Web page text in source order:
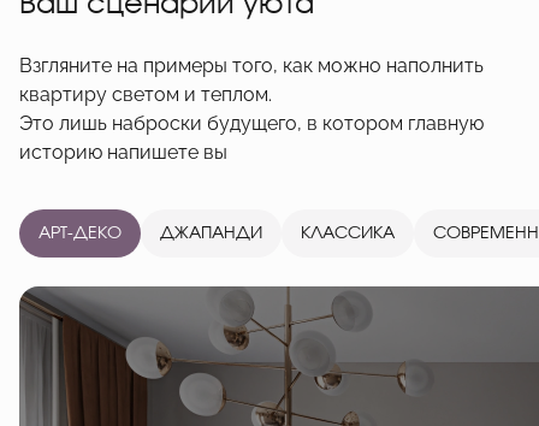
Взгляните на примеры того, как можно наполнить
квартиру светом и теплом.
Это лишь наброски будущего, в котором главную
историю напишете вы
АРТ-ДЕКО ДЖАПАНДИ КЛАССИКА